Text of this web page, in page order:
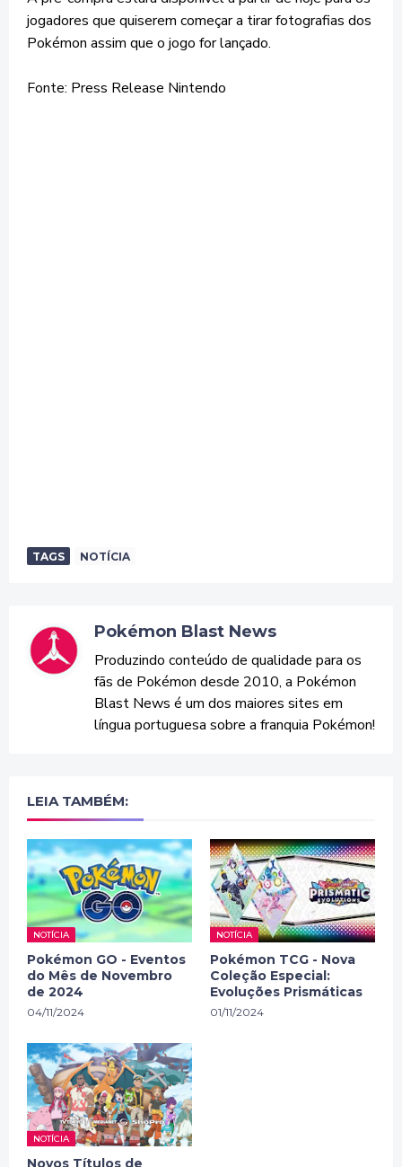
jogadores que quiserem começar a tirar fotografias dos
Pokémon assim que o jogo for lançado.
Fonte: Press Release Nintendo
TAGS NOTÍCIA
Pokémon Blast News
Produzindo conteúdo de qualidade para os
fãs de Pokémon desde 2010, a Pokémon
Blast News é um dos maiores sites em
língua portuguesa sobre a franquia Pokémon!
LEIA TAMBÉM:
NOTÍCIA
Pokémon GO - Eventos
do Mês de Novembro
de 2024
04/11/2024
NOTÍCIA
Pokémon TCG - Nova
Coleção Especial:
Evoluções Prismáticas
01/11/2024
NOTÍCIA
Novos Títulos de